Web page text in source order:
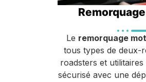
Le remorquage
tous types de deux-
roadsters et
sécurisé avec une